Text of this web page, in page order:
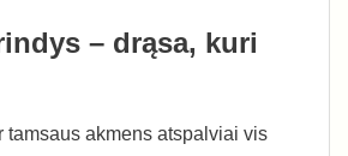
– drąsa, kuri
tamsaus akmens atspalviai vis